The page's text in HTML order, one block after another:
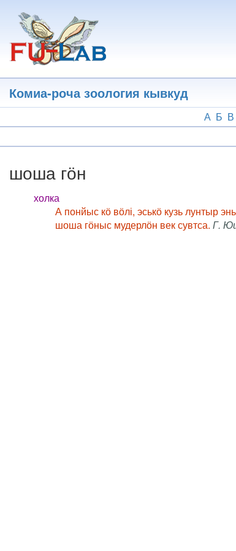
основному
содержанию
Комиа-роча зоология кывкуд
А Б В
шоша гӧн
холка
А понйыс кӧ вӧлі, эськӧ кузь лунтыр
шоша гӧныс мудерлӧн век сувтса. Г.